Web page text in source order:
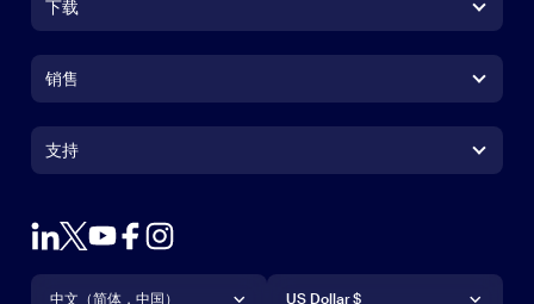
下载
Zoom Rooms 应用Zoom Rooms 应用
Zoom Rooms Controller
Outlook 插件
销售
联系销售人员
申请演示
网络研讨会和活动
支持
支持
账户
语言
中文（简体，中国）
货币
US Dollar $